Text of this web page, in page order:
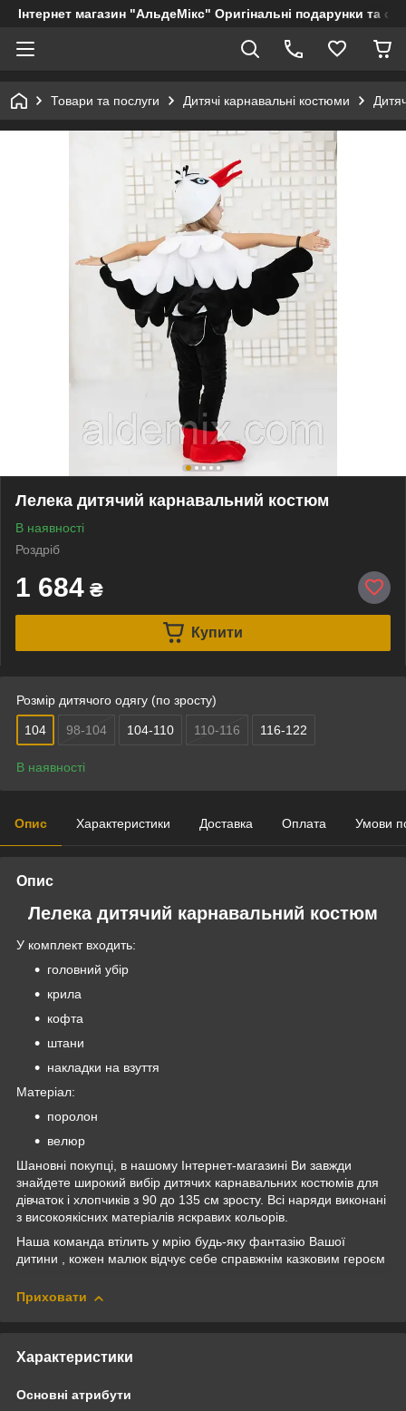
Інтернет магазин "АльдеМікс" Оригінальні подарунки та
Товари та послуги Дитячі карнавальні костюми
Лелека дитячий карнавальний костюм
В наявності
Роздріб
1 684 ₴
Купити
Розмір дитячого одягу (по зросту)
104 98-104 104-110 110-116 116-122
В наявності
Опис Характеристики Доставка Оплата Умови
Опис
Лелека дитячий карнавальний костюм
У комплект входить:
головний убір
крила
кофта
штани
накладки на взуття
Матеріал:
поролон
велюр
Шановні покупці, в нашому Інтернет-магазині Ви завжди
знайдете широкий вибір дитячих карнавальних костюмів для
дівчаток і хлопчиків з 90 до 135 см зросту. Всі наряди виконані
з високоякісних матеріалів яскравих кольорів.
Наша команда втілить у мрію будь-яку фантазію Вашої
дитини , кожен малюк відчує себе справжнім казковим героєм
Приховати
Характеристики
Основні атрибути